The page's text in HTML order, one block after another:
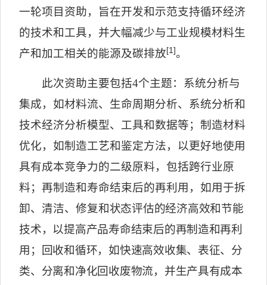
一轮项目资助，旨在开发和示范支持循环经济
的技术和工具，并大幅减少与工业规模材料生
产和加工相关的能源及碳排放[1]。
此次资助主要包括4个主题：系统分析与
集成，如材料流、生命周期分析、系统分析和
技术经济分析模型、工具和数据等；制造材料
优化，如制造工艺和鉴定方法，以更好地使用
具有成本竞争力的二级原料，包括跨行业原
料；再制造和寿命结束后的再利用，如用于拆
卸、清洁、修复和状态评估的经济高效和节能
技术，以提高产品寿命结束后的再制造和再利
用；回收和循环，如快速高效收集、表征、分
类、分离和净化回收废物流，并生产具有成本